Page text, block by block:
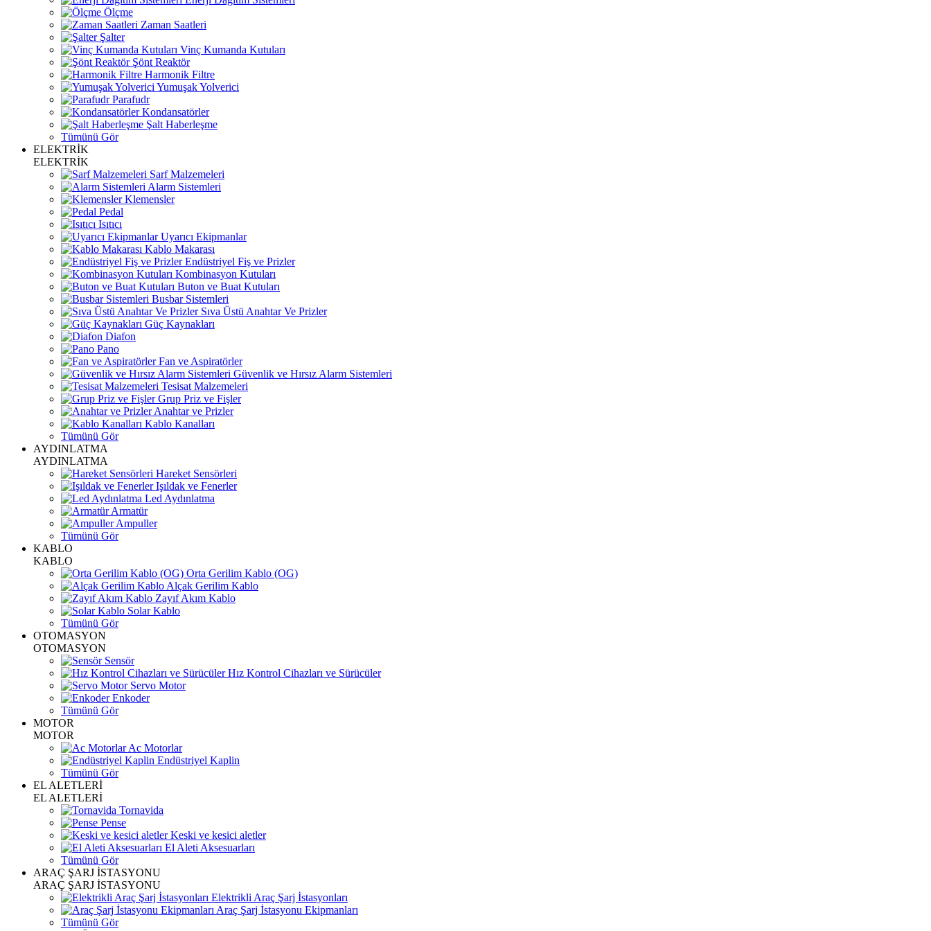
Ölçme
Zaman Saatleri
Şalter
Vinç Kumanda Kutuları
Şönt Reaktör
Harmonik Filtre
Yumuşak Yolverici
Parafudr
Kondansatörler
Şalt Haberleşme
Tümünü Gör
ELEKTRİK
ELEKTRİK
Sarf Malzemeleri
Alarm Sistemleri
Klemensler
Pedal
Isıtıcı
Uyarıcı Ekipmanlar
Kablo Makarası
Endüstriyel Fiş ve Prizler
Kombinasyon Kutuları
Buton ve Buat Kutuları
Busbar Sistemleri
Sıva Üstü Anahtar Ve Prizler
Güç Kaynakları
Diafon
Pano
Fan ve Aspiratörler
Güvenlik ve Hırsız Alarm Sistemleri
Tesisat Malzemeleri
Grup Priz ve Fişler
Anahtar ve Prizler
Kablo Kanalları
Tümünü Gör
AYDINLATMA
AYDINLATMA
Hareket Sensörleri
Işıldak ve Fenerler
Led Aydınlatma
Armatür
Ampuller
Tümünü Gör
KABLO
KABLO
Orta Gerilim Kablo (OG)
Alçak Gerilim Kablo
Zayıf Akım Kablo
Solar Kablo
Tümünü Gör
OTOMASYON
OTOMASYON
Sensör
Hız Kontrol Cihazları ve Sürücüler
Servo Motor
Enkoder
Tümünü Gör
MOTOR
MOTOR
Ac Motorlar
Endüstriyel Kaplin
Tümünü Gör
EL ALETLERİ
EL ALETLERİ
Tornavida
Pense
Keski ve kesici aletler
El Aleti Aksesuarları
Tümünü Gör
ARAÇ ŞARJ İSTASYONU
ARAÇ ŞARJ İSTASYONU
Elektrikli Araç Şarj İstasyonları
Araç Şarj İstasyonu Ekipmanları
Tümünü Gör